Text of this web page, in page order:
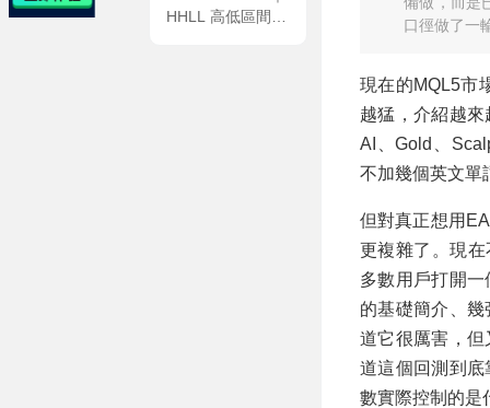
HHLL 高低區間突
口徑做了一
現在的MQL5市
越猛，介紹越
AI、Gold、
不加幾個英文單
但對真正想用
更複雜了。現
多數用戶打開
的基礎簡介、
道它很厲害，
道這個回測到
數實際控制的是